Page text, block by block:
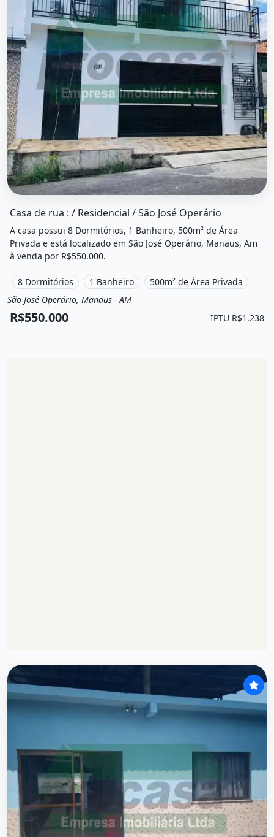
Casa de rua : / Residencial / São José Operário
A casa possui 8 Dormitórios, 1 Banheiro, 500m² de Área
Privada e está localizado em São José Operário, Manaus, Am
à venda por R$550.000.
8 Dormitórios 1 Banheiro
500m² de Área Privada
Venda
Casa
São José Operário, Manaus - AM
R$550.000 IPTU R$1.238